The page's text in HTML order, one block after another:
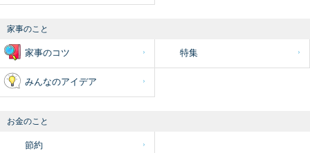
家事のこと
家事のコツ 特集
みんなのアイデア
お金のこと
節約